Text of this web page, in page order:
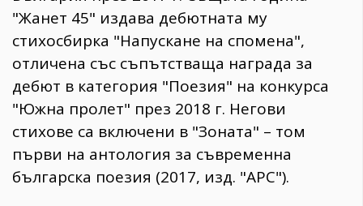
"Жанет 45" издава дебютната му
стихосбирка "Напускане на спомена",
отличена със съпътстваща награда за
дебют в категория "Поезия" на конкурса
"Южна пролет" през 2018 г. Негови
стихове са включени в "Зоната" – том
първи на антология за съвременна
българска поезия (2017, изд. "АРС").